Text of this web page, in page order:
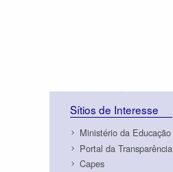
Sítios de Interesse
Ministério da Educação
Portal da Transparência
Capes